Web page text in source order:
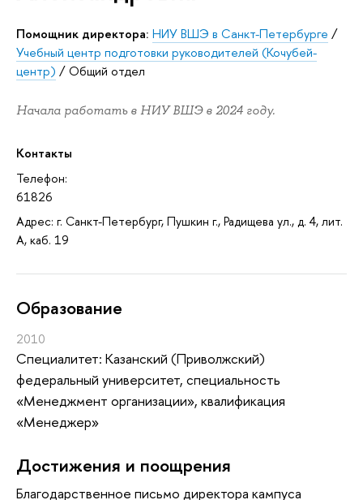
Помощник директора: НИУ ВШЭ в Санкт-Петербурге /
Учебный центр подготовки руководителей (Кочубей-
центр) /Общий отдел
Начала работать в НИУ ВШЭ в 2024 году.
Контакты
Телефон:
61826
Адрес: г. Санкт-Петербург, Пушкин г., Радищева ул., д. 4, лит.
А, каб. 19
Oбразование
2010
Специалитет: Казанский (Приволжский)
федеральный университет, специальность
«Менеджмент организации», квалификация
«Менеджер»
Достижения и поощрения
Благодарственное письмо директора кампуса